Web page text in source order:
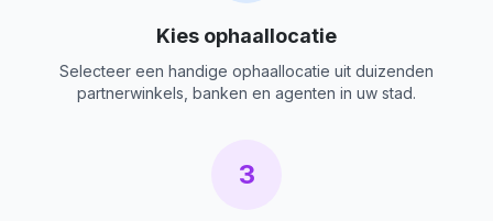
Kies ophaallocatie
Selecteer een handige ophaallocatie uit duizenden
partnerwinkels, banken en agenten in uw stad.
3